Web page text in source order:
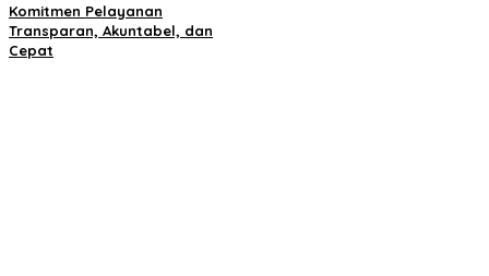
Komitmen Pelayanan
Transparan, Akuntabel, dan
Cepat